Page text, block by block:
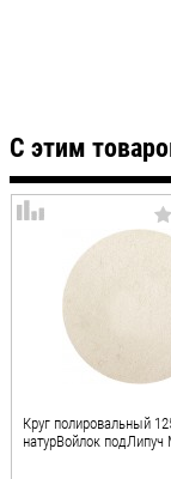
С этим
Круг полировальный
натурВойлок подЛипуч